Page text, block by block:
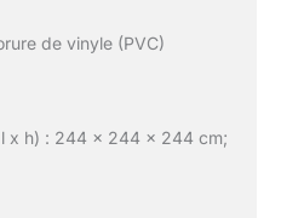
de vinyle (PVC)
x h) : 244 x 244 x 244 cm;